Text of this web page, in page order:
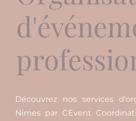
Découvrez nos services
Nimes par CEvent